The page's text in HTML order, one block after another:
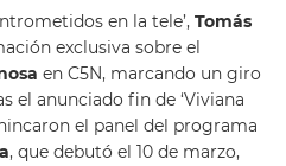
en la tele’, Tomás
exclusiva sobre el
en C5N, marcando un giro
el anunciado fin de ‘Viviana
el panel del programa
, que debutó el 10 de marzo,